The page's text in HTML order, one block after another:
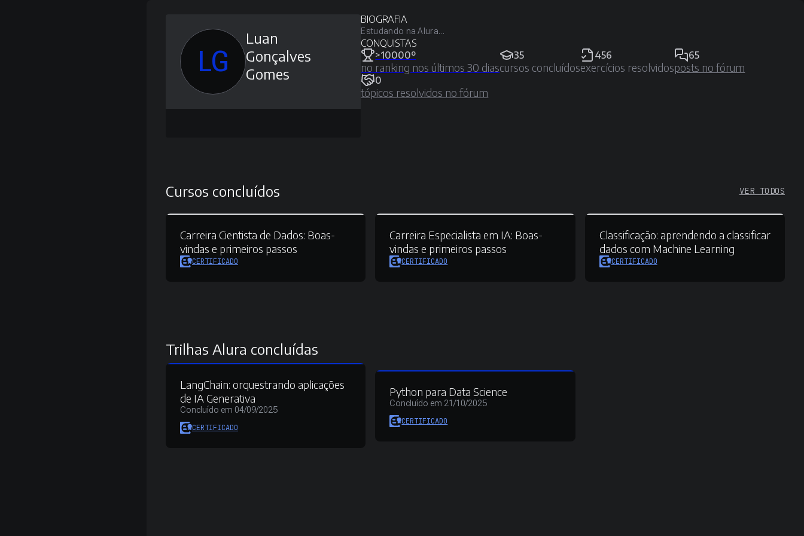
LG
Luan
Gonçalves
Gomes
BIOGRAFIA
Estudando na Alura...
CONQUISTAS
>10000º
no ranking nos últimos 30 dias
35
cursos concluídos
456
exercícios resolvidos
65
posts no fórum
0
tópicos resolvidos no fórum
Cursos concluídos VER TODOS
Carreira Cientista de Dados: Boas-
vindas e primeiros passos
CERTIFICADO
Carreira Especialista em IA: Boas-
vindas e primeiros passos
CERTIFICADO
Classificação: aprendendo a classificar
dados com Machine Learning
CERTIFICADO
Trilhas Alura concluídas
LangChain: orquestrando aplicações
de IA Generativa
Concluído em 04/09/2025
CERTIFICADO
Python para Data Science
Concluído em 21/10/2025
CERTIFICADO